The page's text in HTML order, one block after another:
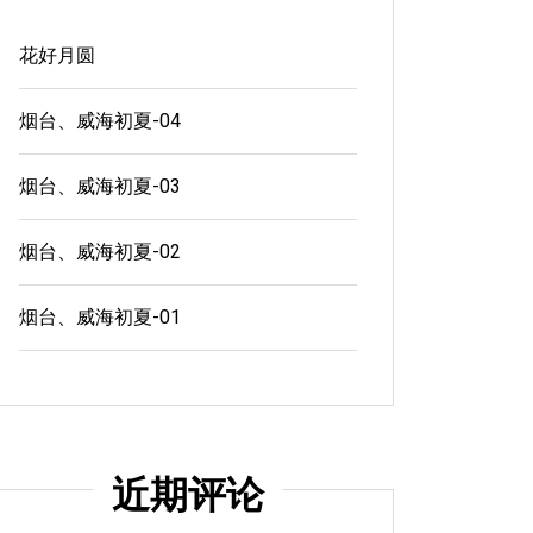
花好月圆
烟台、威海初夏-04
烟台、威海初夏-03
烟台、威海初夏-02
烟台、威海初夏-01
近期评论